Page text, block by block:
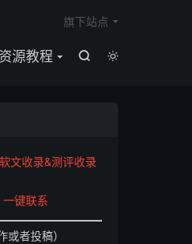


资源教程
旗下站点
软文收录&测评收录
一键联系
者投稿）